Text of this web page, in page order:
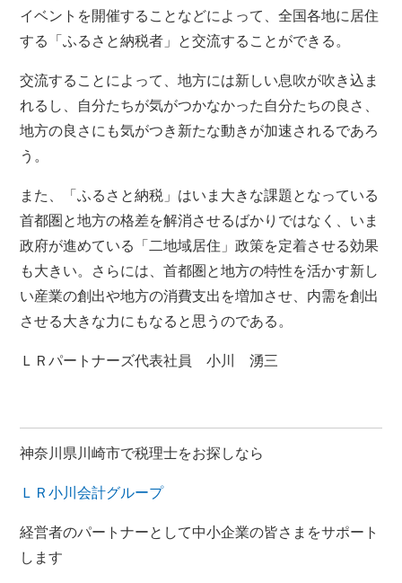
イベントを開催することなどによって、全国各地に居住
する「ふるさと納税者」と交流することができる。
交流することによって、地方には新しい息吹が吹き込ま
れるし、自分たちが気がつかなかった自分たちの良さ、
地方の良さにも気がつき新たな動きが加速されるであろ
う。
また、「ふるさと納税」はいま大きな課題となっている
首都圏と地方の格差を解消させるばかりではなく、いま
政府が進めている「二地域居住」政策を定着させる効果
も大きい。さらには、首都圏と地方の特性を活かす新し
い産業の創出や地方の消費支出を増加させ、内需を創出
させる大きな力にもなると思うのである。
ＬＲパートナーズ代表社員 小川 湧三
神奈川県川崎市で税理士をお探しなら
ＬＲ小川会計グループ
経営者のパートナーとして中小企業の皆さまをサポート
します